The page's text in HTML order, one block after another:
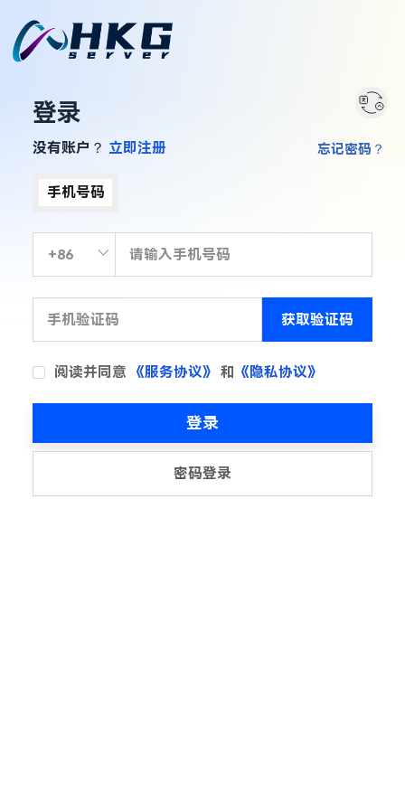
登录
没有账户？ 立即注册
手机号码
获取验证码
阅读并同意 《服务协议》 和 《隐私协议》
忘记密码？
登录
密码登录